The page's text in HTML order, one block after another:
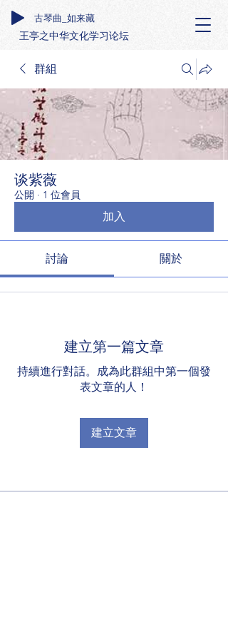
古琴曲_如来藏
王亭之中华文化学习论坛
群組
谈紫薇
公開 · 1 位會員
加入
討論 關於
建立第一篇文章
持續進行對話。成為此群組中第一個發
表文章的人！
建立文章